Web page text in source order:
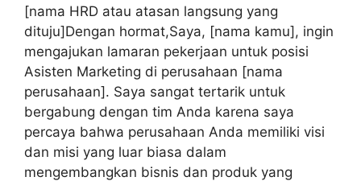
[nama HRD atau atasan langsung yang
dituju]Dengan hormat,Saya, [nama kamu], ingin
mengajukan lamaran pekerjaan untuk posisi
Asisten Marketing di perusahaan [nama
perusahaan]. Saya sangat tertarik untuk
bergabung dengan tim Anda karena saya
percaya bahwa perusahaan Anda memiliki visi
dan misi yang luar biasa dalam
mengembangkan bisnis dan produk yang